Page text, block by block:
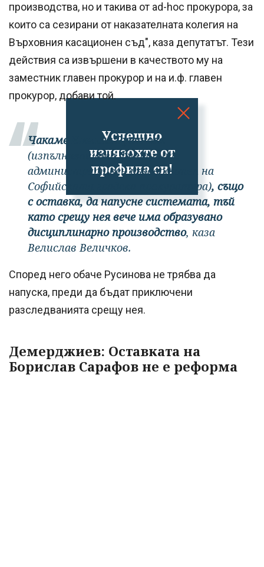
Успешно
излязохте от
профила си!
производства, но и такива от ad-hoc прокурора, за
които са сезирани от наказателната колегия на
Върховния касационен съд", каза депутатът. Тези
действия са извършени в качеството му на
заместник главен прокурор и на и.ф. главен
прокурор, добави той.
Чакаме Емилия Русинова
(изпълняващата функциите
административен ръководител на
Софийската градска прокуратура), също
с оставка, да напусне системата, тъй
като срещу нея вече има образувано
дисциплинарно производство, каза
Велислав Величков.
Според него обаче Русинова не трябва да
напуска, преди да бъдат приключени
разследванията срещу нея.
Демерджиев: Оставката на
Борислав Сарафов не е реформа